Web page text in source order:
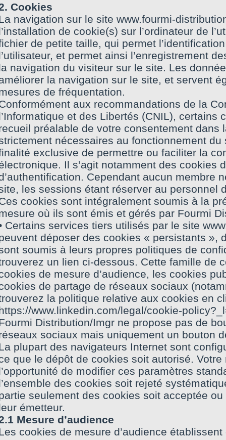
Cookies
navigation sur le site www.fourmi-
de cookie(s) sur l’ordinateur de
de petite taille, qui permet
et permet ainsi l’enregistrement
navigation du visiteur sur le site. Les
la navigation sur le site, et servent
de fréquentation.
aux recommandations de la
et des Libertés (CNIL), certains
préalable de votre consentement dans
nécessaires au fonctionnement du
exclusive de permettre ou faciliter la
Il s’agit notamment des cookies
Cependant aucun membre
les sessions étant réserver au personnel
cookies sont intégralement soumis à la
où ils sont émis et gérés par Fourmi
Certains services tiers utilisés par le site
déposer des cookies « persistants »,
soumis à leurs propres politiques de
un lien ci-dessous. Cette famille de
de mesure d’audience, les cookies
de partage de réseaux sociaux
la politique relative aux cookies en
www.linkedin.com/legal/cookie-
Distribution/Imgr ne propose pas de
sociaux mais uniquement un bouton
plupart des navigateurs Internet sont
que le dépôt de cookies soit autorisé.
de modifier ces paramètres
des cookies soit rejeté
seulement des cookies soit acceptée
émetteur.
Mesure d’audience
cookies de mesure d’audience